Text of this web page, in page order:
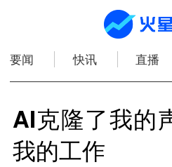
要闻 快讯 直播
AI克隆了我的
我的工作